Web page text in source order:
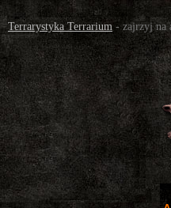
Terrarystyka Terrarium - zajrzyj na